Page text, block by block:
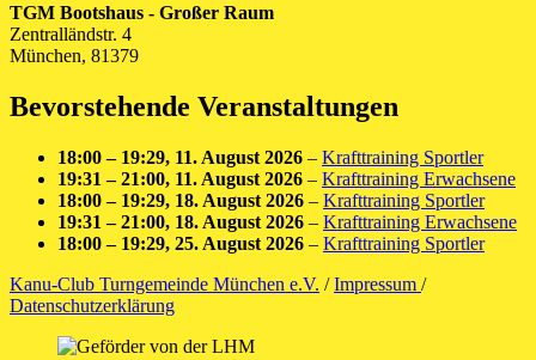
TGM Bootshaus - Großer Raum
Zentralländstr. 4
München, 81379
Bevorstehende Veranstaltungen
18:00 – 19:29, 11. August 2026 – Krafttraining Sportler
19:31 – 21:00, 11. August 2026 – Krafttraining Erwachsene
18:00 – 19:29, 18. August 2026 – Krafttraining Sportler
19:31 – 21:00, 18. August 2026 – Krafttraining Erwachsene
18:00 – 19:29, 25. August 2026 – Krafttraining Sportler
Kanu-Club Turngemeinde München e.V. /Impressum /
Datenschutzerklärung